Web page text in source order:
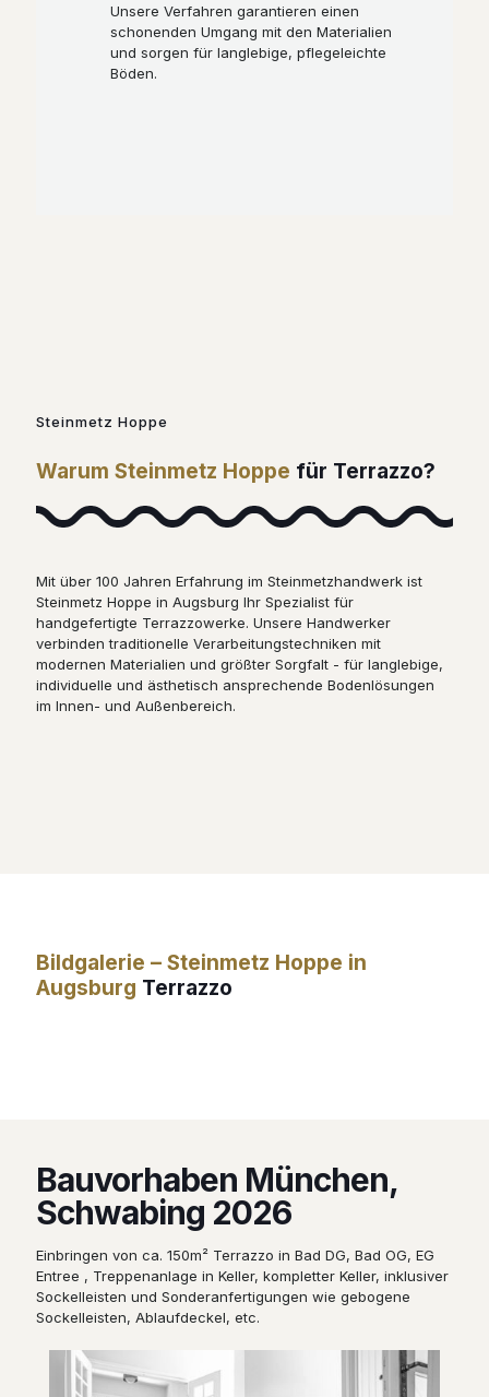
Unsere Verfahren garantieren einen
schonenden Umgang mit den Materialien
und sorgen für langlebige, pflegeleichte
Böden.
Steinmetz Hoppe
Warum Steinmetz Hoppe für Terrazzo?
Mit über 100 Jahren Erfahrung im Steinmetzhandwerk ist
Steinmetz Hoppe in Augsburg Ihr Spezialist für
handgefertigte Terrazzowerke. Unsere Handwerker
verbinden traditionelle Verarbeitungstechniken mit
modernen Materialien und größter Sorgfalt - für langlebige,
individuelle und ästhetisch ansprechende Bodenlösungen
im Innen- und Außenbereich.
Bildgalerie – Steinmetz Hoppe in
Augsburg Terrazzo
Bauvorhaben München,
Schwabing 2026
Einbringen von ca. 150m² Terrazzo in Bad DG, Bad OG, EG
Entree , Treppenanlage in Keller, kompletter Keller, inklusiver
Sockelleisten und Sonderanfertigungen wie gebogene
Sockelleisten, Ablaufdeckel, etc.